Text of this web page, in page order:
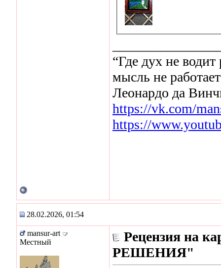
“Где дух не
мысль не
Леонардо да
https://vk.com/
https://
28.02.2026, 01:54
mansur-art
Местный
Рецензия на
РЕШЕНИЯ"